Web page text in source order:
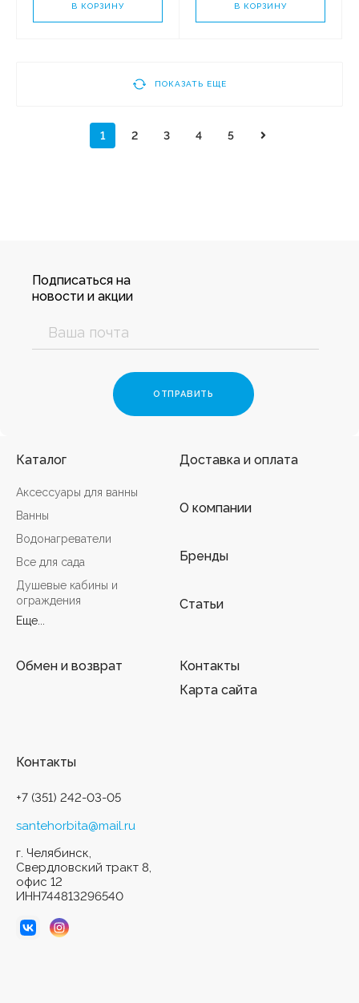
В КОРЗИНУ В КОРЗИНУ
ПОКАЗАТЬ ЕЩЕ
1 2 3 4 5
Подписаться на
новости и акции
Каталог
Аксессуары для ванны
Ванны
Водонагреватели
Все для сада
Душевые кабины и
ограждения
Еще...
Доставка и оплата
О компании
Бренды
Статьи
Обмен и возврат
Контакты
Карта сайта
Контакты
+7 (351) 242-03-05
santehorbita@mail.ru
г. Челябинск,
Свердловский тракт 8,
офис 12
ИНН744813296540